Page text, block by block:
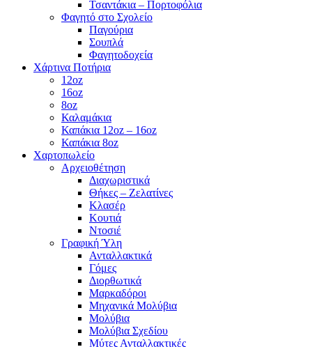
Τσαντάκια – Πορτοφόλια
Φαγητό στο Σχολείο
Παγούρια
Σουπλά
Φαγητοδοχεία
Χάρτινα Ποτήρια
12oz
16oz
8oz
Καλαμάκια
Καπάκια 12oz – 16oz
Καπάκια 8oz
Χαρτοπωλείο
Αρχειοθέτηση
Διαχωριστικά
Θήκες – Ζελατίνες
Κλασέρ
Κουτιά
Ντοσιέ
Γραφική Ύλη
Ανταλλακτικά
Γόμες
Διορθωτικά
Μαρκαδόροι
Μηχανικά Μολύβια
Μολύβια
Μολύβια Σχεδίου
Μύτες Ανταλλακτικές